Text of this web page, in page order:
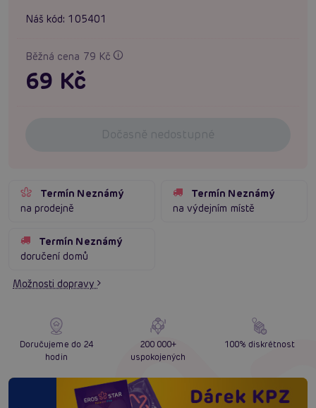
Náš kód: 105401
Běžná cena 79 Kč
69 Kč
Dočasně nedostupné
Termín Neznámý
na prodejně
Termín Neznámý
na výdejním místě
Termín Neznámý
doručení domů
Možnosti dopravy
Doručujeme do 24
hodin
200 000+
uspokojených
100% diskrétnost